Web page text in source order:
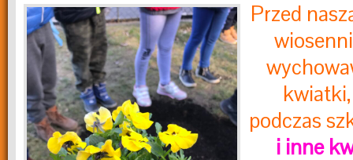
Przed
podczas
i inne